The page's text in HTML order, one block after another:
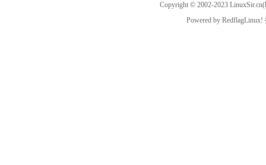
Copyright © 2002-2023 LinuxSir.cn
Powered by RedflagLinux!